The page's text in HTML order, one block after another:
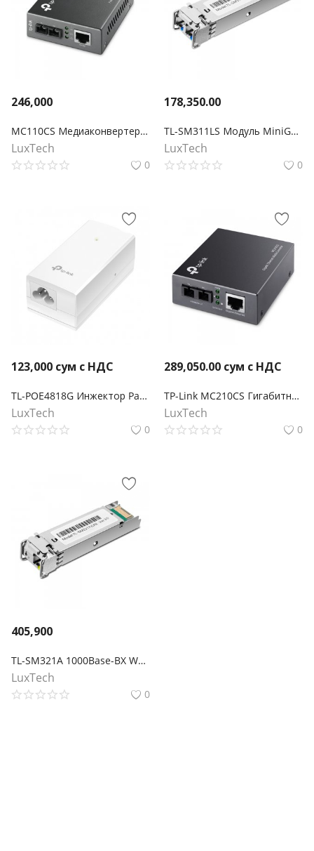
246,000
MC110CS Медиаконвертер Fast Ethernet
LuxTech
0
178,350.00
TL-SM311LS Модуль MiniGBIC
LuxTech
0
123,000 сум с НДС
TL-POE4818G Инжектор Passive PoE 48В
LuxTech
0
289,050.00 сум с НДС
TP-Link MC210CS Гигабитный Ethernet медиаконвертер
LuxTech
0
405,900
TL-SM321A 1000Base-BX WDM двунаправленный SFP‑модуль
LuxTech
0